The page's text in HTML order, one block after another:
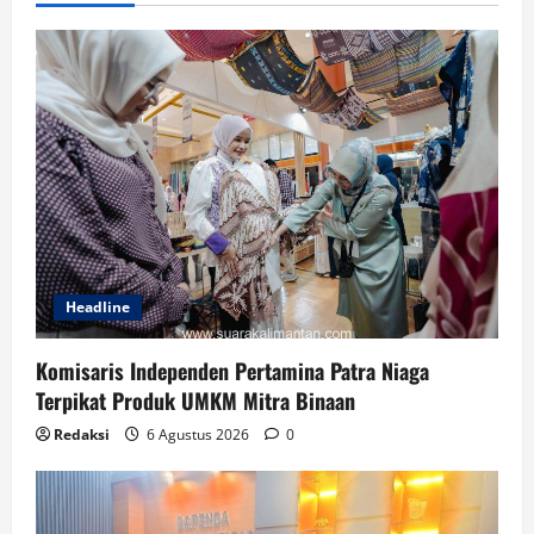
Headline
Komisaris Independen Pertamina Patra Niaga
Terpikat Produk UMKM Mitra Binaan
Redaksi 6 Agustus 2026 0